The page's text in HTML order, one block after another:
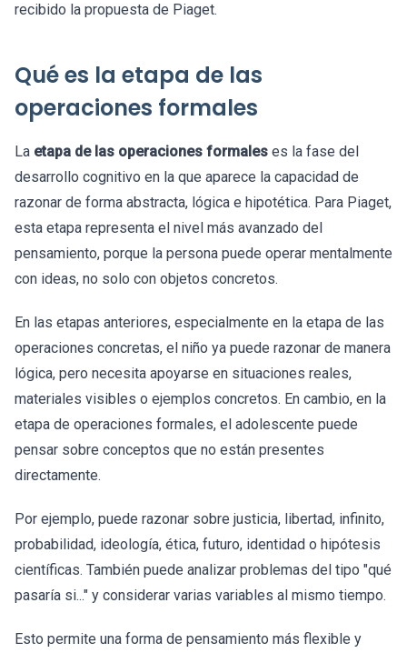
recibido la propuesta de Piaget.
Qué es la etapa de las
operaciones formales
La etapa de las operaciones formales es la fase del
desarrollo cognitivo en la que aparece la capacidad de
razonar de forma abstracta, lógica e hipotética. Para Piaget,
esta etapa representa el nivel más avanzado del
pensamiento, porque la persona puede operar mentalmente
con ideas, no solo con objetos concretos.
En las etapas anteriores, especialmente en la etapa de las
operaciones concretas, el niño ya puede razonar de manera
lógica, pero necesita apoyarse en situaciones reales,
materiales visibles o ejemplos concretos. En cambio, en la
etapa de operaciones formales, el adolescente puede
pensar sobre conceptos que no están presentes
directamente.
Por ejemplo, puede razonar sobre justicia, libertad, infinito,
probabilidad, ideología, ética, futuro, identidad o hipótesis
científicas. También puede analizar problemas del tipo "qué
pasaría si..." y considerar varias variables al mismo tiempo.
Esto permite una forma de pensamiento más flexible y